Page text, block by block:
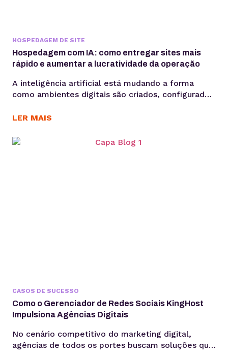
HOSPEDAGEM DE SITE
Hospedagem com IA: como entregar sites mais
rápido e aumentar a lucratividade da operação
A inteligência artificial está mudando a forma
como ambientes digitais são criados, configurados
automatiza processos e gera mais produtividade
lucrativa — até o momento em que o tempo gasto
LER MAIS
CASOS DE SUCESSO
Como o Gerenciador de Redes Sociais KingHost
Impulsiona Agências Digitais
No cenário competitivo do marketing digital,
agências de todos os portes buscam soluções que